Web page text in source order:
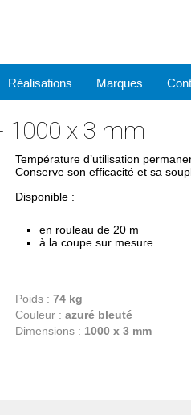
Réalisations Marques
1000 x 3 mm
Température d’utilisation
Conserve son efficacité et sa
Disponible :
en rouleau de 20 m
à la coupe sur mesure
Poids : 74 kg
Couleur : azuré bleuté
Dimensions : 1000 x 3 mm